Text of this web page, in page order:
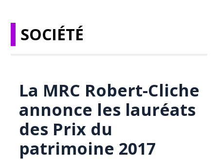
SOCIÉTÉ
La MRC Robert-Cliche
annonce les lauréats
des Prix du
patrimoine 2017